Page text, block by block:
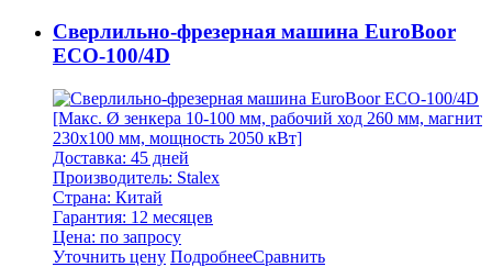
Cверлильно-фрезерная машина EuroBoor
ECO-100/4D
[Макс. Ø зенкера 10-100 мм, рабочий ход 260 мм, магнит
230х100 мм, мощность 2050 кВт]
Доставка: 45 дней
Производитель: Stalex
Страна: Китай
Гарантия: 12 месяцев
Цена: по запросу
Уточнить цену ПодробнееСравнить